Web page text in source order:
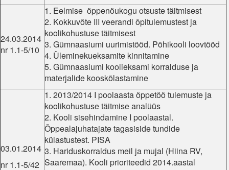
24.03.2014
nr 1.1-5/10
1. Eelmise õppenõukogu otsuste täitmisest
2. Kokkuvõte III veerandi õpitulemustest ja
koolikohustuse täitmisest
3. Gümnaasiumi uurimistööd. Põhikooli loovtööd
4. Üleminekueksamite kinnitamine
5. Gümnaasiumi koolieksami korralduse ja
materjalide kooskõlastamine
03.01.2014
nr 1.1-5/42
1. 2013/2014 I poolaasta õppetöö tulemuste ja
koolikohustuse täitmise analüüs
2. Kooli sisehindamine I poolaastal.
Õppealajuhatajate tagasiside tundide
külastustest. PISA
3. Hariduskorraldus meil ja mujal (Hiina RV,
Saaremaa). Kooli prioriteedid 2014.aastal